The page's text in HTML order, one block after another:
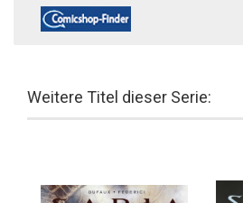
Weitere Titel dieser Serie: